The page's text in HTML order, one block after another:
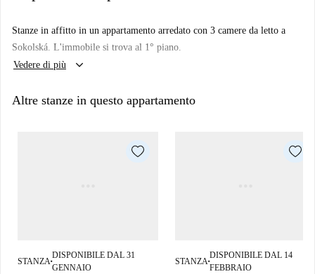
Stanze in affitto in un appartamento arredato con 3 camere da letto a
Sokolská. L'immobile si trova al 1° piano.
Vedere di più
keyboard_arrow_down
Altre stanze in questo appartamento
STANZA ■
DISPONIBILE DAL 31
GENNAIO
STANZA ■
DISPONIBILE DAL 14
FEBBRAIO